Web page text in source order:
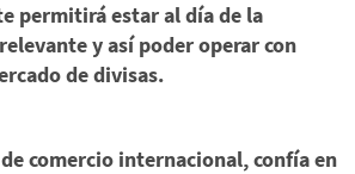
permitirá estar al día de la
y así poder operar con
de divisas.
comercio internacional, confía en